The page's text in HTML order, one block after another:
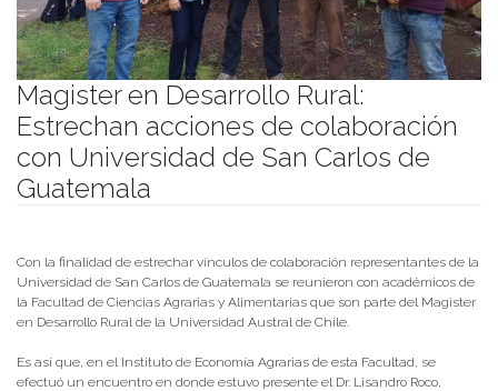
Magister en Desarrollo Rural:
Estrechan acciones de colaboración
con Universidad de San Carlos de
Guatemala
Con la finalidad de estrechar vínculos de colaboración representantes de la
Universidad de San Carlos de Guatemala se reunieron con académicos de
la Facultad de Ciencias Agrarias y Alimentarias que son parte del Magister
en Desarrollo Rural de la Universidad Austral de Chile.
Es así que, en el Instituto de Economía Agrarias de esta Facultad, se
efectuó un encuentro en donde estuvo presente el Dr. Lisandro Roco,